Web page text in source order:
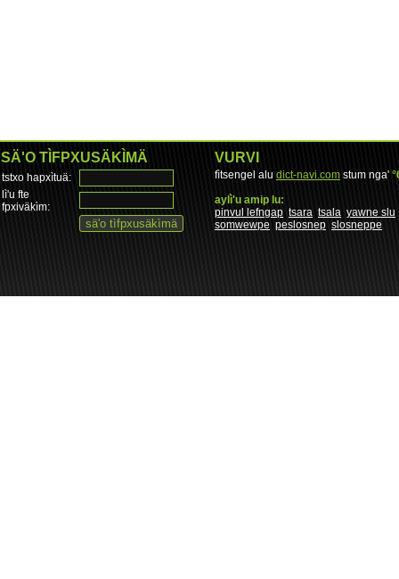
SÄ'O TÌFPXUSÄKÌMÄ
tstxo hapxìtuä:
lì'u fte
fpxiväkìm:
VURVI
fìtsengel alu dict-navi.com stum nga'
aylì'u amip lu:
pinvul lefngap tsara tsala yawne slu
somwewpe peslosnep slosneppe